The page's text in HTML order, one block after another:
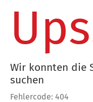
Wir konnten die
suchen
Fehlercode: 404